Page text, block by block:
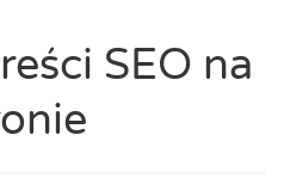
SEO na